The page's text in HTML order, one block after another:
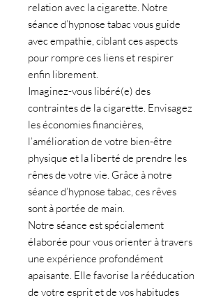
relation avec la cigarette. Notre
séance d’hypnose tabacvous guide
avec empathie, ciblant ces aspects
pour rompre ces liens et respirer
enfin librement.
Imaginez-vous libéré(e) des
contraintes de la cigarette. Envisagez
les économies financières,
l’amélioration de votre bien-être
physique et la liberté de prendre les
rênes de votre vie. Grâce à notre
séance d’hypnose tabac, ces rêves
sont à portée de main.
Notre séance est spécialement
élaborée pour vous orienter à travers
une expérience profondément
apaisante. Elle favorise la rééducation
de votre esprit et de vos habitudes